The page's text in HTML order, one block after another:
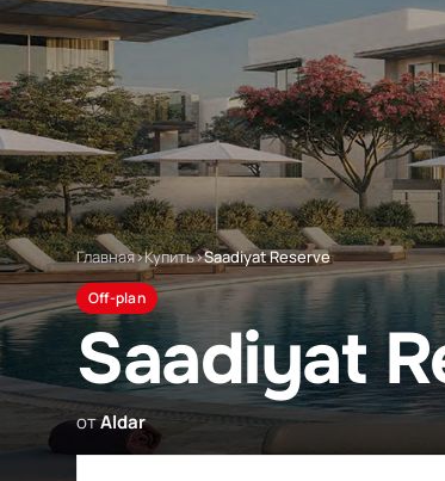
Главная›Купить›Saadiyat Reserve
Off-plan
Saadiyat
отAldar